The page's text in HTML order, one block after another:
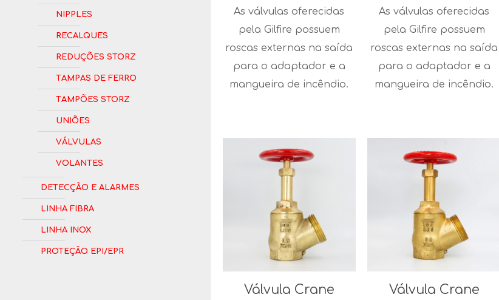
As válvulas oferecidas
pela Gilfire possuem
roscas externas na saída
para o adaptador e a
mangueira de incêndio.
As válvulas oferecidas
pela Gilfire possuem
roscas externas na saída
para o adaptador e a
mangueira de incêndio.
Válvula Crane
Válvula Crane
Nipples
Recalques
Reduções Storz
Tampas de Ferro
Tampões Storz
Uniões
Válvulas
Volantes
Detecção e Alarmes
Linha Fibra
Linha Inox
Proteção EPI/EPR